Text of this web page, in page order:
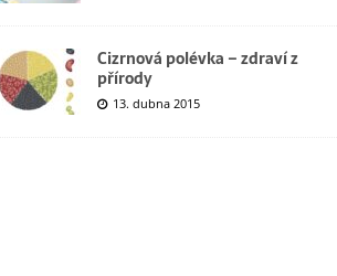
Cizrnová polévka – zdraví z
přírody
13. dubna 2015